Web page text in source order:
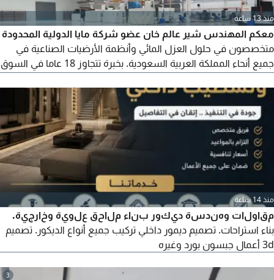
منذ 13 ساعة
معكم المهندس شير عالم خان عضو شركة مايا الدولية المحدودة
متخصصون في حلول العزل المائي وأنظمة الأرضيات الصناعية في
جميع أنحاء المملكة العربية السعودية. بخبرة تتجاوز 18 عاما في السوق
العزل المائي والتطبيقات الحرارية رش البولي يوريثان الفوم، الأغشية
العازلة، والعزل الحراري) الأرضيات الصناعي
منذ 14 ساعة
مقاولات وهندسة ديكور بناء ملاحق علوية وخارجية.
بناء استراحات. تصميم ديمور داخلي تركيب جميع أنواع الديكور. تصميم
3d أعمال جبسون بورد وغيره
3